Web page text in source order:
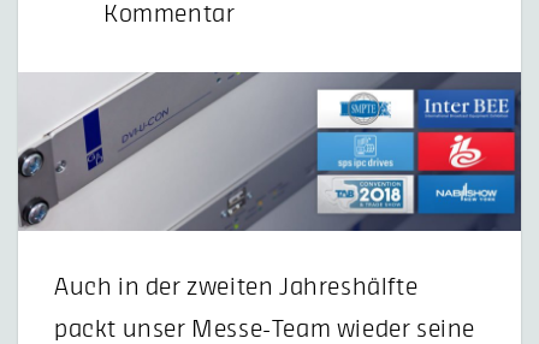
Kommentar
Auch in der zweiten Jahreshälfte
packt unser Messe-Team wieder seine